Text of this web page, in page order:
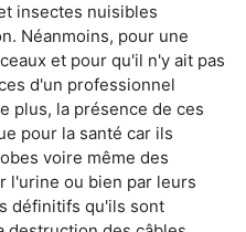
insectes nuisibles
Néanmoins, pour une
et pour qu'il n'y ait pas
d'un professionnel
plus, la présence de ces
pour la santé car ils
voire même des
l'urine ou bien par leurs
définitifs qu'ils sont